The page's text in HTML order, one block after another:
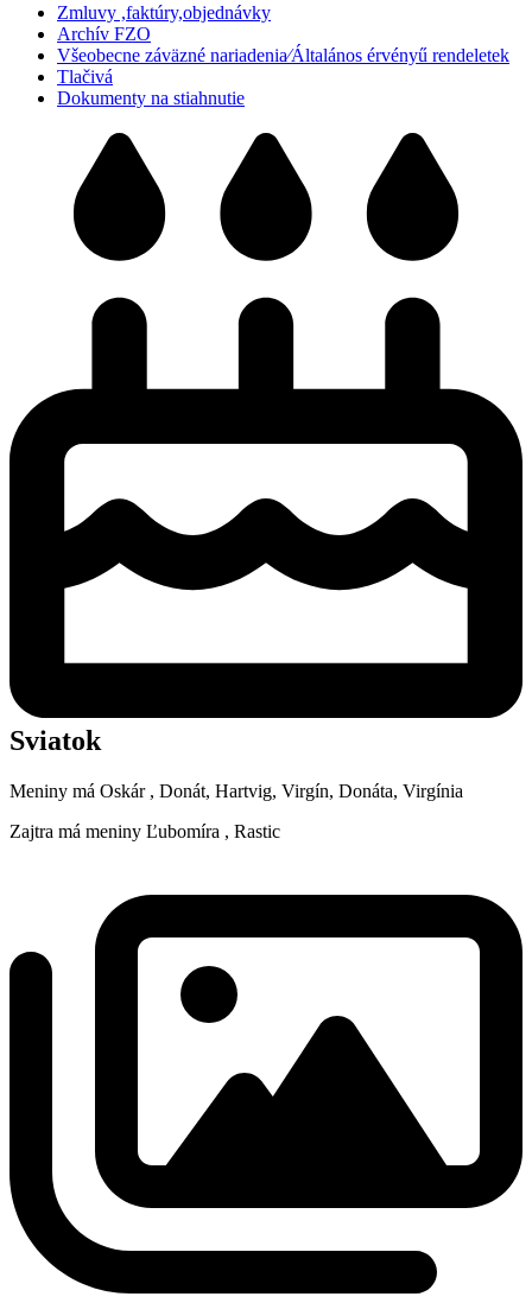
Zmluvy ,faktúry,objednávky
Archív FZO
Všeobecne záväzné nariadenia⁄Általános érvényű rendeletek
Tlačivá
Dokumenty na stiahnutie
Sviatok
Meniny má Oskár , Donát, Hartvig, Virgín, Donáta, Virgínia
Zajtra má meniny Ľubomíra , Rastic